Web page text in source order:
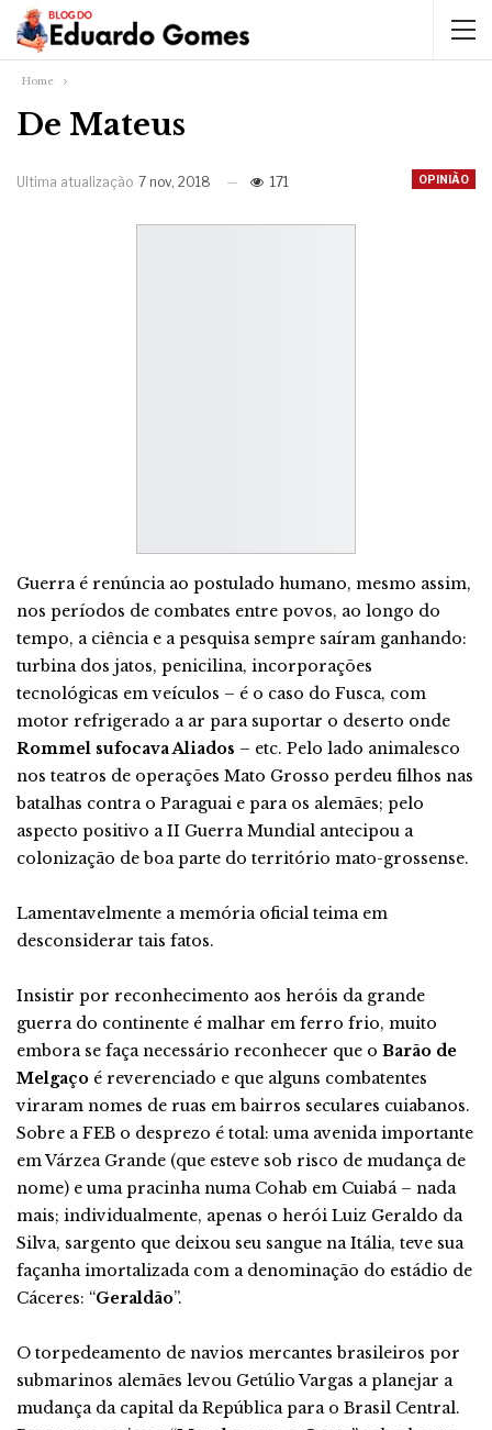
Home
De Mateus
OPINIÃO
Ultima atualização 7 nov, 2018 171
Guerra é renúncia ao postulado humano, mesmo assim,
nos períodos de combates entre povos, ao longo do
tempo, a ciência e a pesquisa sempre saíram ganhando:
turbina dos jatos, penicilina, incorporações
tecnológicas em veículos – é o caso do Fusca, com
motor refrigerado a ar para suportar o deserto onde
Rommel sufocava Aliados – etc. Pelo lado animalesco
nos teatros de operações Mato Grosso perdeu filhos nas
batalhas contra o Paraguai e para os alemães; pelo
aspecto positivo a II Guerra Mundial antecipou a
colonização de boa parte do território mato-grossense.
Lamentavelmente a memória oficial teima em
desconsiderar tais fatos.
Insistir por reconhecimento aos heróis da grande
guerra do continente é malhar em ferro frio, muito
embora se faça necessário reconhecer que o Barão de
Melgaço é reverenciado e que alguns combatentes
viraram nomes de ruas em bairros seculares cuiabanos.
Sobre a FEB o desprezo é total: uma avenida importante
em Várzea Grande (que esteve sob risco de mudança de
nome) e uma pracinha numa Cohab em Cuiabá – nada
mais; individualmente, apenas o herói Luiz Geraldo da
Silva, sargento que deixou seu sangue na Itália, teve sua
façanha imortalizada com a denominação do estádio de
Cáceres: “Geraldão”.
O torpedeamento de navios mercantes brasileiros por
submarinos alemães levou Getúlio Vargas a planejar a
mudança da capital da República para o Brasil Central.